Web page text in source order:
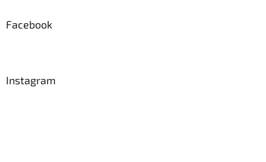
Facebook
Instagram